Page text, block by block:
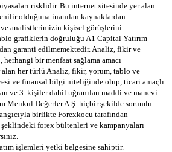
risklidir. Bu internet sitesinde yer alan
olduğuna inanılan kaynaklardan
ve analistlerimizin kişisel görüşlerini
grafiklerin doğruluğu A1 Capital Yatırım
garanti edilmemektedir. Analiz, fikir ve
bir menfaat sağlama amacı
her türlü Analiz, fikir, yorum, tablo ve
ve finansal bilgi niteliğinde olup, ticari amaçlı
ve 3. kişiler dahil uğranılan maddi ve manevi
Menkul Değerler A.Ş. hiçbir şekilde sorumlu
birlikte Forexkocu tarafından
forex bültenleri ve kampanyaları
işlemleri yetki belgesine sahiptir.